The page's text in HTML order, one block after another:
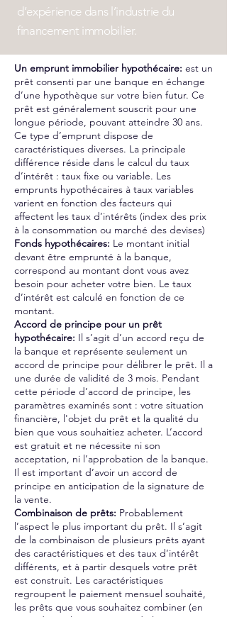
d’expérience dans l’industrie du
financement immobilier.
Un emprunt immobilier hypothécaire: est un
prêt consenti par une banque en échange
d’une hypothèque sur votre bien futur. Ce
prêt est généralement souscrit pour une
longue période, pouvant atteindre 30 ans.
Ce type d’emprunt dispose de
caractéristiques diverses. La principale
différence réside dans le calcul du taux
d’intérêt : taux fixe ou variable. Les
emprunts hypothécaires à taux variables
varient en fonction des facteurs qui
affectent les taux d’intérêts (index des prix
à la consommation ou marché des devises)
Fonds hypothécaires: Le montant initial
devant être emprunté à la banque,
correspond au montant dont vous avez
besoin pour acheter votre bien. Le taux
d’intérêt est calculé en fonction de ce
montant.
Accord de principe pour un prêt
hypothécaire: Il s’agit d’un accord reçu de
la banque et représente seulement un
accord de principe pour délibrer le prêt. Il a
une durée de validité de 3 mois. Pendant
cette période d’accord de principe, les
paramètres examinés sont : votre situation
financière, l'objet du prêt et la qualité du
bien que vous souhaitiez acheter. L’accord
est gratuit et ne nécessite ni son
acceptation, ni l’approbation de la banque.
Il est important d’avoir un accord de
principe en anticipation de la signature de
la vente.
Combinaison de prêts: Probablement
l’aspect le plus important du prêt. Il s’agit
de la combinaison de plusieurs prêts ayant
des caractéristiques et des taux d’intérêt
différents, et à partir desquels votre prêt
est construit. Les caractéristiques
regroupent le paiement mensuel souhaité,
les prêts que vous souhaitez combiner (en